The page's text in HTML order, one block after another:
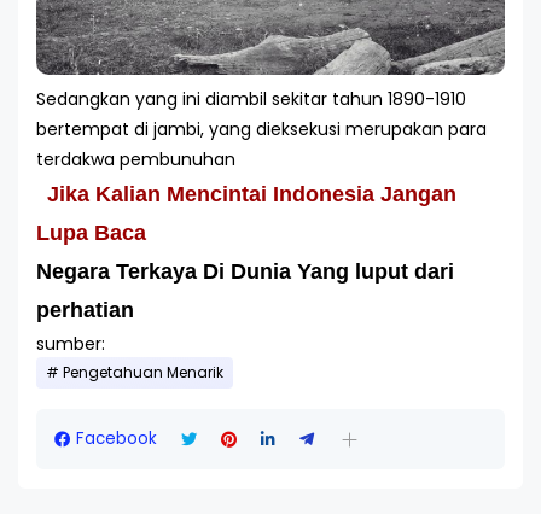
Sedangkan yang ini diambil sekitar tahun 1890-1910
bertempat di jambi, yang dieksekusi merupakan para
terdakwa pembunuhan
Jika Kalian Mencintai Indonesia Jangan
Lupa Baca
Negara Terkaya Di Dunia Yang luput dari
perhatian
sumber:
Pengetahuan Menarik
Facebook